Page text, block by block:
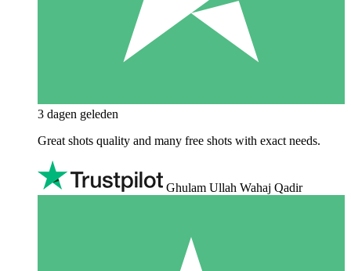
3 dagen geleden
Great shots quality and many free shots with exact needs.
Ghulam Ullah Wahaj Qadir